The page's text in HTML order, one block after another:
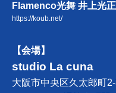
Flamenco光舞 井上光
https://koub.net/
【会場】
studio La cuna
大阪市中央区久太郎町